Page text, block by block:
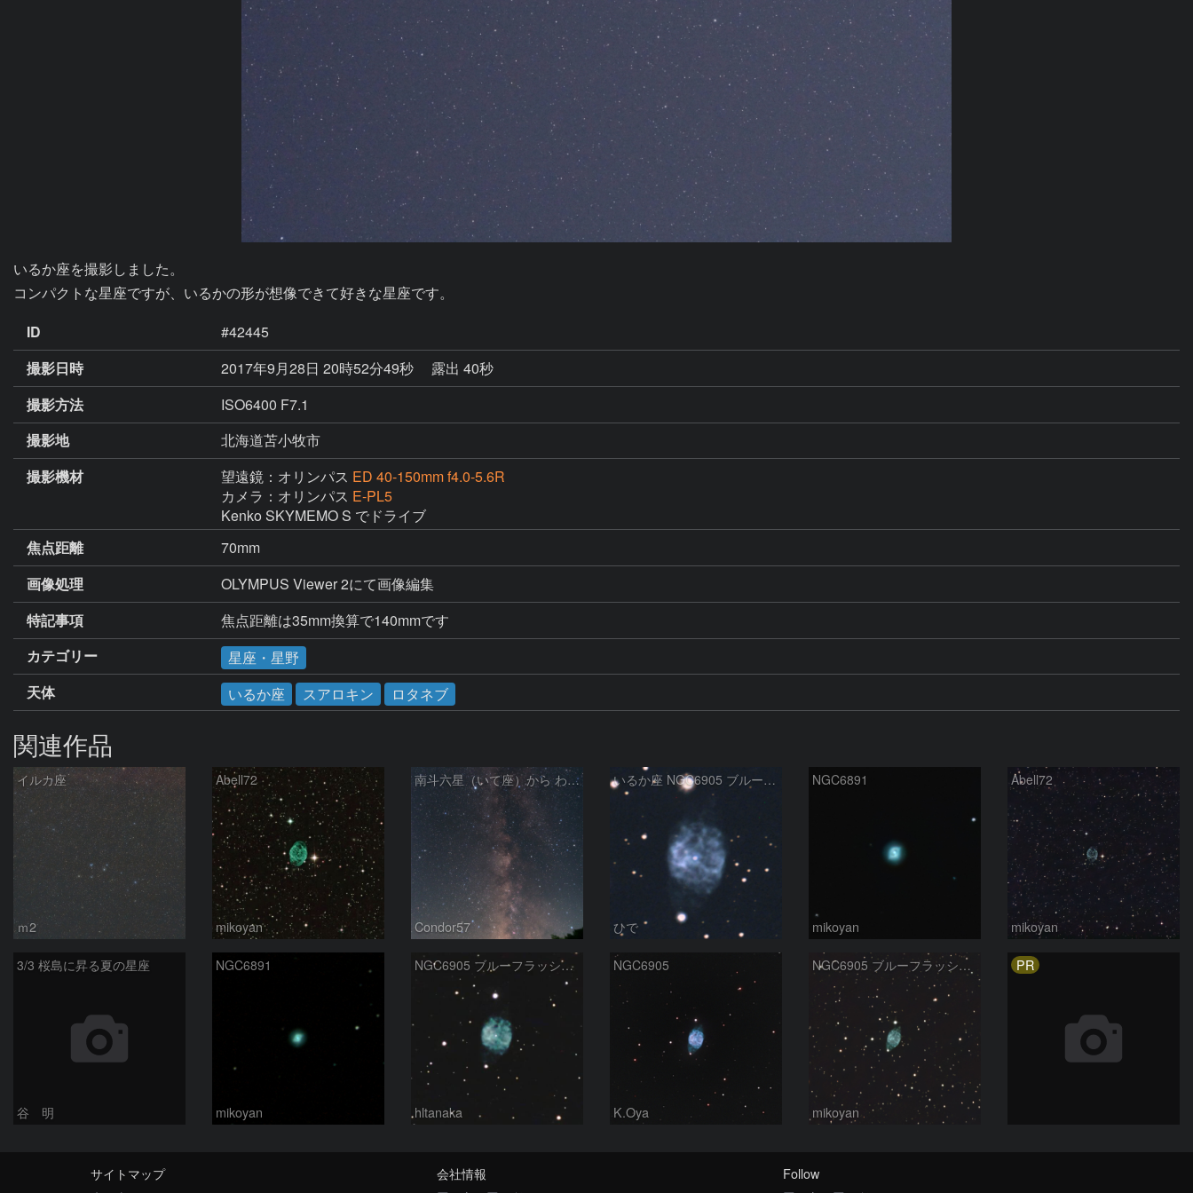
いるか座を撮影しました。
コンパクトな星座ですが、いるかの形が想像できて好きな星座です。
ID
#42445
撮影日時
2017年9月28日 20時52分49秒
露出 40秒
撮影方法
ISO6400 F7.1
撮影地
北海道苫小牧市
撮影機材
望遠鏡：オリンパス ED 40-150mm f4.0-5.6R
カメラ：オリンパス E-PL5
Kenko SKYMEMO S でドライブ
焦点距離
70mm
画像処理
OLYMPUS Viewer 2にて画像編集
特記事項
焦点距離は35mm換算で140mmです
カテゴリー
星座・星野
天体
いるか座 スアロキン ロタネブ
関連作品
イルカ座
ｍ2
Abell72
mikoyan
南斗六星（いて座）から わし座付近の天の川
Condor57
いるか座 NGC6905 ブルーフラッシュ星雲
ひで
NGC6891
mikoyan
Abell72
mikoyan
3/3 桜島に昇る夏の星座
谷 明
NGC6891
mikoyan
NGC6905 ブルーフラッシュ星雲 いるか座
hltanaka
NGC6905
K.Oya
NGC6905 ブルーフラッシュ星雲
mikoyan
PR
サイトマップ
会社情報
Follow